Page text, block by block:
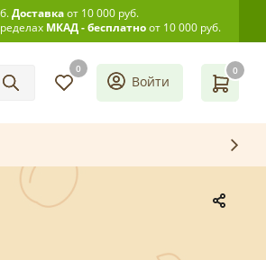
Доставкаот 10 000 руб.
МКАД - бесплатноот 10 000 руб.
0 0
Войти